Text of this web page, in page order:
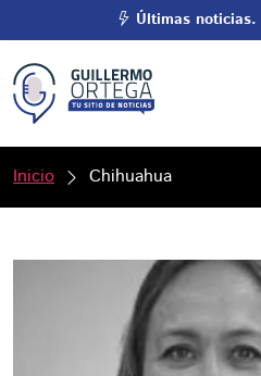
Últimas noticias.
Inicio Chihuahua